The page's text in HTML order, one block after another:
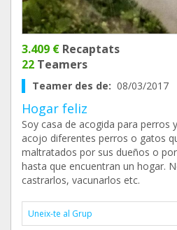
3.409 € Recaptats
22 Teamers
Teamer des de: 08/03/2017
Hogar feliz
Soy casa de acogida para perros
acojo diferentes perros o gatos
maltratados por sus dueños o
hasta que encuentran un hogar.
castrarlos, vacunarlos etc.
Uneix-te al Grup